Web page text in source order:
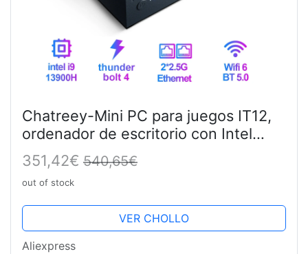
Chatreey-Mini PC para juegos IT12,
ordenador de escritorio con Intel
Core i7, 1270P, i9, 12900H, 13900H,
4K @ 60hz, 2,5G, LAN, PCIe 4,0, Wifi
6
351,42€ 540,65€
out of stock
VER CHOLLO
Aliexpress